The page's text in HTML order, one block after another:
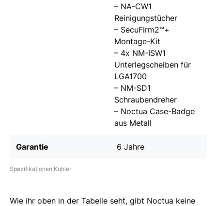
– NA-CW1
Reinigungstücher
– SecuFirm2™+
Montage-Kit
– 4x NM-ISW1
Unterlegscheiben für
LGA1700
– NM-SD1
Schraubendreher
– Noctua Case-Badge
aus Metall
Garantie 6 Jahre
Spezifikationen Kühler
Wie ihr oben in der Tabelle seht, gibt Noctua keine